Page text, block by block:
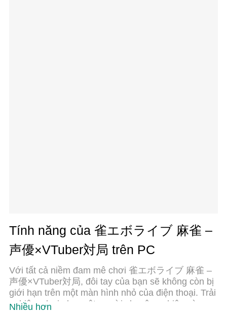
Tính năng của 雀エボライブ 麻雀 –
声優×VTuber対局 trên PC
Với tất cả niềm đam mê chơi 雀エボライブ 麻雀 –
声優×VTuber対局, đôi tay của bạn sẽ không còn bị
giới hạn trên một màn hình nhỏ của điện thoại. Trải
nghiệm chơi như một người chuyên nghiệp và
Nhiều hơn